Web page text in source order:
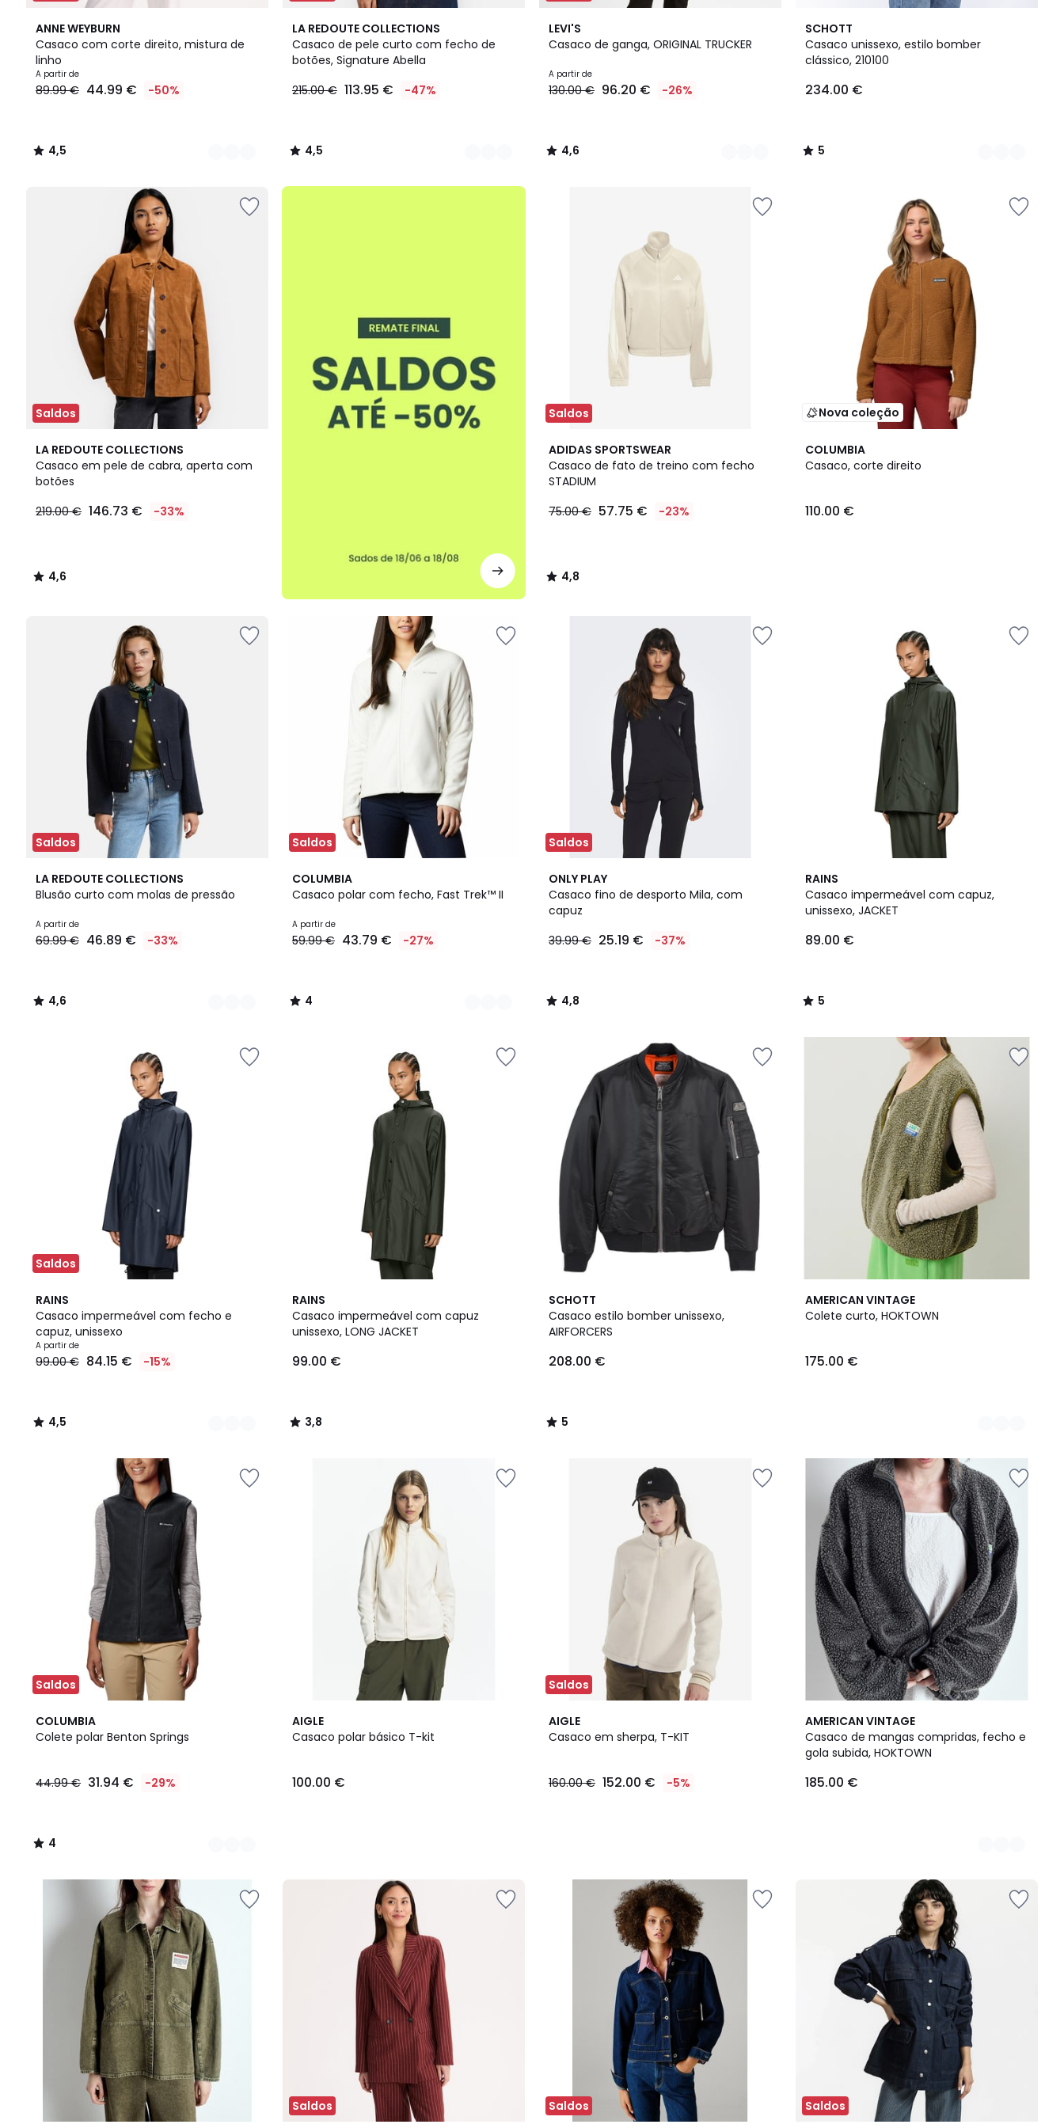
ANNE WEYBURN
Casaco com corte direito, mistura de
linho
Preço
a
€
aplicado.
A partir de
89.99 € 44.99 € -50%
4,5
/ 5
2
Cores
4,5
/
LA REDOUTE COLLECTIONS
Casaco de pele curto com fecho de
botões, Signature Abella
215.00 € 113.95 € -47%
4,5
/ 5
2
Cores
4,5
/
LEVI'S
Casaco de ganga, ORIGINAL TRUCKER
A partir de
130.00 € 96.20 € -26%
4,6
/ 5
3
Cores
4,6
/
SCHOTT
Casaco unissexo, estilo bomber
clássico, 210100
234.00 €
5
/
5
3
Cores
5
/
Saldos
LA REDOUTE COLLECTIONS
Casaco em pele de cabra, aperta com
botões
219.00 € 146.73 € -33%
4,6
/ 5
4,6
/
até
Saldos
ADIDAS SPORTSWEAR
Casaco de fato de treino com fecho
STADIUM
75.00 € 57.75 € -23%
4,8
/ 5
4,8
/
Nova coleção
COLUMBIA
Casaco, corte direito
110.00 €
Saldos
LA REDOUTE COLLECTIONS
Blusão curto com molas de pressão
A partir de
69.99 € 46.89 € -33%
4,6
/ 5
2
Cores
4,6
/
Saldos
COLUMBIA
Casaco polar com fecho, Fast Trek™ II
A partir de
59.99 € 43.79 € -27%
4
/
3
Cores
4
/
Saldos
ONLY PLAY
Casaco fino de desporto Mila, com
capuz
39.99 € 25.19 € -37%
4,8
/ 5
4,8
/
RAINS
Casaco impermeável com capuz,
unissexo, JACKET
89.00 €
5
/
5
5
/
Saldos
RAINS
Casaco impermeável com fecho e
capuz, unissexo
A partir de
99.00 € 84.15 € -15%
4,5
/ 5
3
Cores
4,5
/
RAINS
Casaco impermeável com capuz
unissexo, LONG JACKET
99.00 €
3,8
/ 5
3,8
/
SCHOTT
Casaco estilo bomber unissexo,
AIRFORCERS
208.00 €
5
/
5
5
/
AMERICAN VINTAGE
Colete curto, HOKTOWN
175.00 €
2
Cores
Saldos
COLUMBIA
Colete polar Benton Springs
44.99 € 31.94 € -29%
4
/
2
Cores
4
/
AIGLE
Casaco polar básico T-kit
100.00 €
Saldos
AIGLE
Casaco em sherpa, T-KIT
160.00 € 152.00 € -5%
AMERICAN VINTAGE
Casaco de mangas compridas, fecho e
gola subida, HOKTOWN
185.00 €
2
Cores
Saldos Saldos Saldos